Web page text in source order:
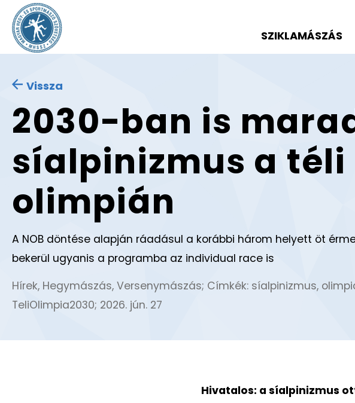
SZIKLAMÁSZÁS
Vissza
2030-ban is
síalpinizmus a téli
olimpián
A NOB döntése alapján ráadásul a korábbi három helyett öt
bekerül ugyanis a programba az individual race is
Hírek, Hegymászás, Versenymászás; Címkék: síalpinizmus,
TeliOlimpia2030; 2026. jún. 27
Hivatalos: a síalpinizmus